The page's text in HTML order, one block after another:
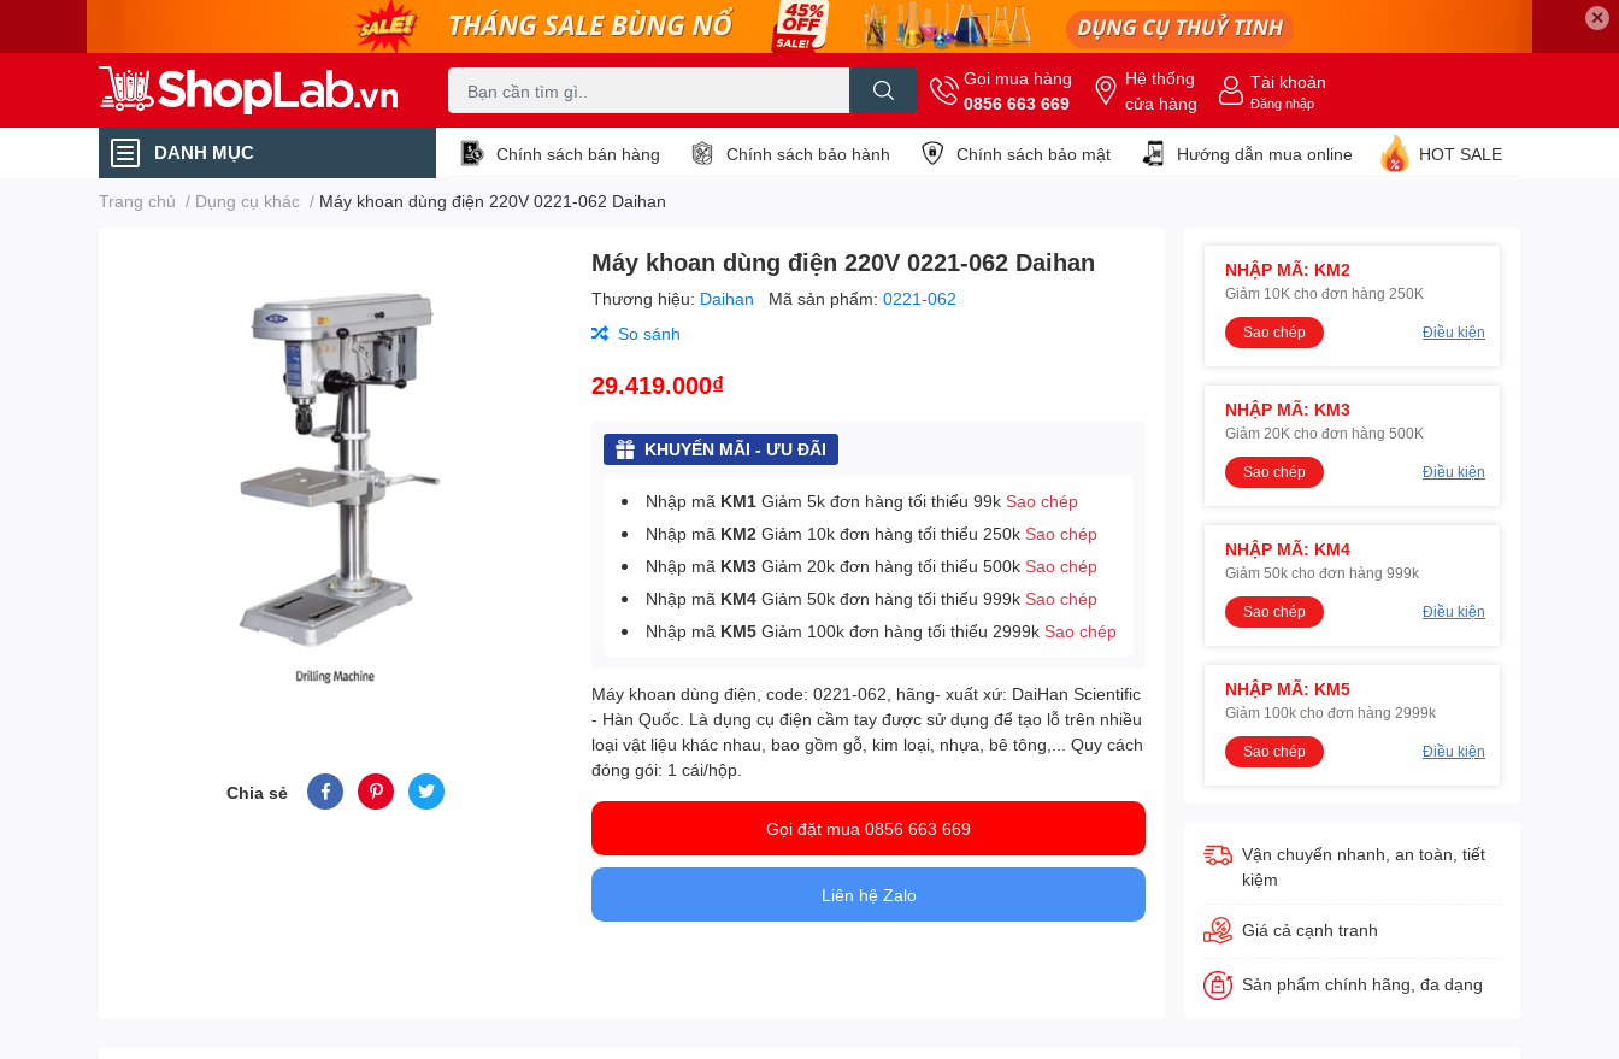
✕
Gọi mua hàng
0856 663 669
Hệ thống
cửa hàng
Tài khoản
Đăng nhập
DANH MỤC Chính sách bán hàng Chính sách bảo hành Chính sách bảo mật Hướng dẫn mua online HOT SALE
Trang chủ / Dụng cụ khác / Máy khoan dùng điện 220V 0221-062 Daihan
Chia sẻ
Máy khoan dùng điện 220V 0221-062 Daihan
Thương hiệu: Daihan Mã sản phẩm:0221-062
So sánh
29.419.000₫
KHUYẾN MÃI - ƯU ĐÃI
Nhập mã KM1 Giảm 5k đơn hàng tối thiểu 99kSao chép
Nhập mã KM2 Giảm 10k đơn hàng tối thiểu 250kSao chép
Nhập mã KM3 Giảm 20k đơn hàng tối thiểu 500kSao chép
Nhập mã KM4 Giảm 50k đơn hàng tối thiểu 999kSao chép
Nhập mã KM5 Giảm 100k đơn hàng tối thiểu 2999kSao chép
Máy khoan dùng điện, code: 0221-062, hãng- xuất xứ: DaiHan Scientific
- Hàn Quốc. Là dụng cụ điện cầm tay được sử dụng để tạo lỗ trên nhiều
loại vật liệu khác nhau, bao gồm gỗ, kim loại, nhựa, bê tông,... Quy cách
đóng gói: 1 cái/hộp.
Gọi đặt mua 0856 663 669
Liên hệ Zalo
NHẬP MÃ: KM2
Giảm 10K cho đơn hàng 250K
Sao chép Điều kiện
NHẬP MÃ: KM3
Giảm 20K cho đơn hàng 500K
Sao chép Điều kiện
NHẬP MÃ: KM4
Giảm 50k cho đơn hàng 999k
Sao chép Điều kiện
NHẬP MÃ: KM5
Giảm 100k cho đơn hàng 2999k
Sao chép Điều kiện
Vận chuyển nhanh, an toàn, tiết
kiệm
Giá cả cạnh tranh
Sản phẩm chính hãng, đa dạng